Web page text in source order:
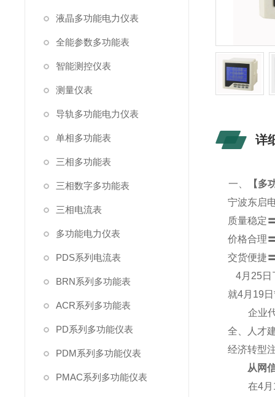
液晶多功能电力仪表
全能参数多功能表
智能测控仪表
测量仪表
导轨多功能电力仪表
单相多功能表
三相多功能表
三相数字多功能表
三相电流表
多功能电力仪表
PDS系列电流表
BRN系列多功能表
ACR系列多功能表
PD系列多功能仪表
PDM系列多功能仪表
PMAC系列多功能仪表
详
一、 【多
宁波东启
质量稳定
价格合理
交货便捷
4月25日
就4月19
企业代
全、人才
经济转型
从网信
在4月19